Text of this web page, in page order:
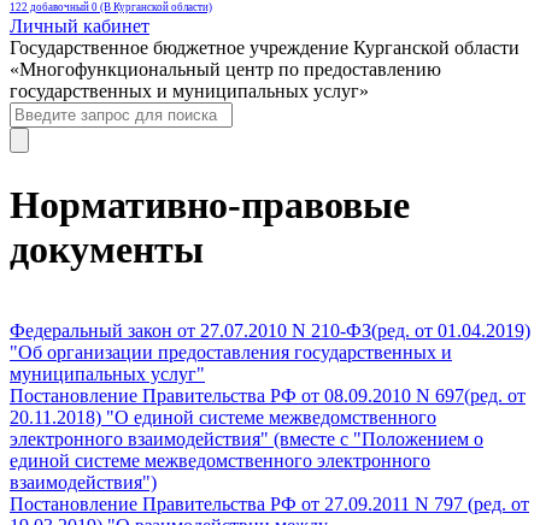
122 добавочный 0 (В Курганской области)
Личный кабинет
Государственное бюджетное учреждение Курганской области
«Многофункциональный центр по предоставлению
государственных и муниципальных услуг»
Нормативно-правовые
документы
Федеральный закон от 27.07.2010 N 210-ФЗ(ред. от 01.04.2019)
"Об организации предоставления государственных и
муниципальных услуг"
Постановление Правительства РФ от 08.09.2010 N 697(ред. от
20.11.2018) "О единой системе межведомственного
электронного взаимодействия" (вместе с "Положением о
единой системе межведомственного электронного
взаимодействия")
Постановление Правительства РФ от 27.09.2011 N 797 (ред. от